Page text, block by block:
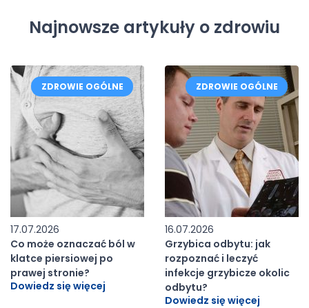
Najnowsze artykuły o zdrowiu
17.07.2026
Co może oznaczać ból w
klatce piersiowej po
prawej stronie?
Dowiedz się więcej
ZDROWIE OGÓLNE
16.07.2026
Grzybica odbytu: jak
rozpoznać i leczyć
infekcje grzybicze okolic
odbytu?
Dowiedz się więcej
ZDROWIE OGÓLNE